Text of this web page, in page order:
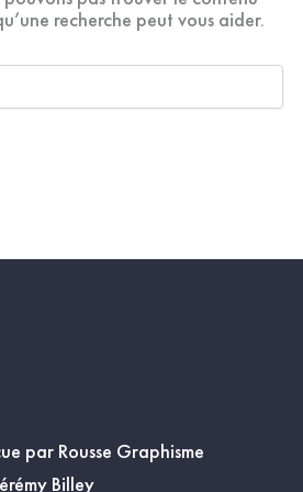
recherche peut vous aider.
par Rousse Graphisme
Billey